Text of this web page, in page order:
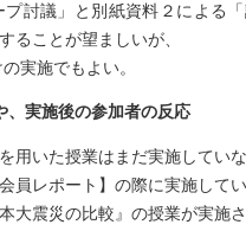
プ討議」と別紙資料２による
ることが望ましいが、
実施でもよい。
実施後の参加者の反応
用いた授業はまだ実施してい
員レポート】の際に実施して
大震災の比較』の授業が実施